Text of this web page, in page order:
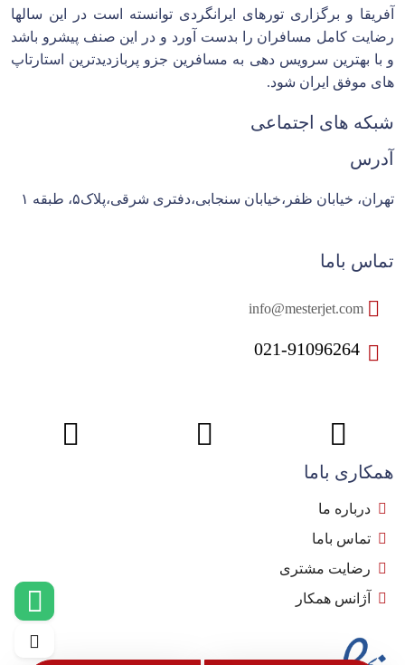
آفریقا و برگزاری تورهای ایرانگردی توانسته است در این سالها
رضایت کامل مسافران را بدست آورد و در این صنف پیشرو باشد
و با بهترین سرویس دهی به مسافرین جزو پربازدیدترین استارتاپ
های موفق ایران شود.
شبکه های اجتماعی
آدرس
تهران، خیابان ظفر،خیابان سنجابی،دفتری شرقی،پلاک۵، طبقه ۱
تماس باما
021-91096264
همکاری باما
درباره ما
تماس باما
رضایت مشتری
آژانس همکار